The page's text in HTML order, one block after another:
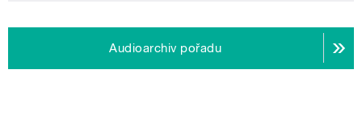
Audioarchiv pořadu